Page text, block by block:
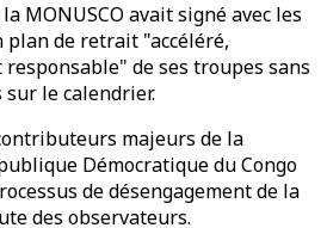
MONUSCO avait signé avec les
plan de retrait "accéléré,
de ses troupes sans
le calendrier.
majeurs de la
Démocratique du Congo
de désengagement de la
des observateurs.